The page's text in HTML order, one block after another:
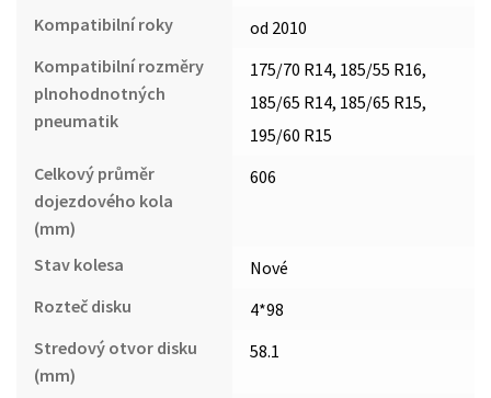
Kompatibilní roky
od 2010
Kompatibilní rozměry
plnohodnotných
pneumatik
175/70 R14, 185/55 R16,
185/65 R14, 185/65 R15,
195/60 R15
Celkový průměr
dojezdového kola
(mm)
606
Stav kolesa
Nové
Rozteč disku
4*98
Stredový otvor disku
(mm)
58.1